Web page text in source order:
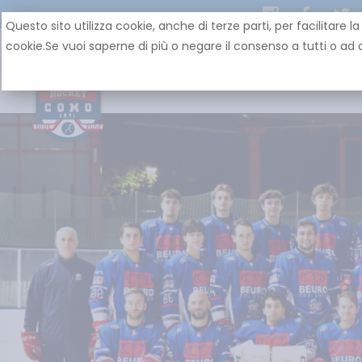
Questo sito utilizza cookie, anche di terze parti, per facilitare
cookie.Se vuoi saperne di più o negare il consenso a tutti o ad